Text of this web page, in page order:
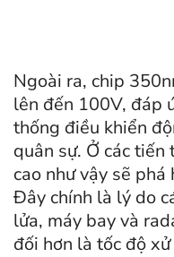
Ngoài ra, chip
lên đến 100V, đáp
thống điều khiển
quân sự. Ở các
cao như vậy sẽ
Đây chính là lý do
lửa, máy bay và
đối hơn là tốc độ